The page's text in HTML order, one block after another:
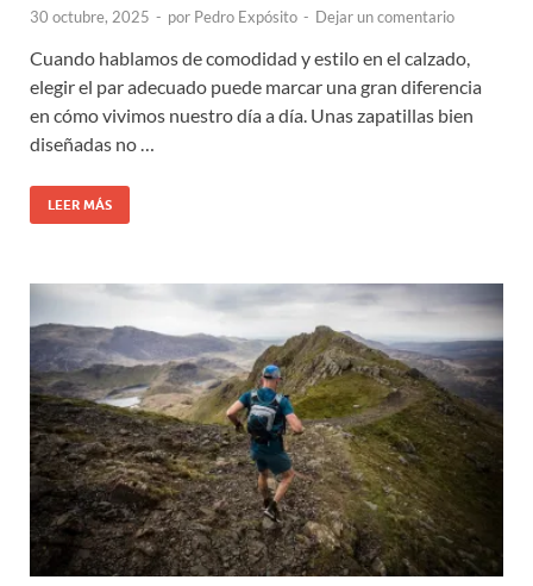
30 octubre, 2025 - por Pedro Expósito - Dejar un comentario
Cuando hablamos de comodidad y estilo en el calzado,
elegir el par adecuado puede marcar una gran diferencia
en cómo vivimos nuestro día a día. Unas zapatillas bien
diseñadas no …
LEER MÁS